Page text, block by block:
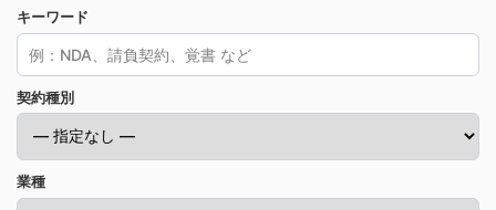
キーワード
契約種別
業種